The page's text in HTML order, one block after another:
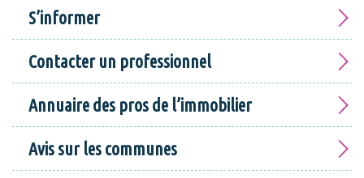
S’informer
Contacter un professionnel
Annuaire des pros de l’immobilier
Avis sur les communes